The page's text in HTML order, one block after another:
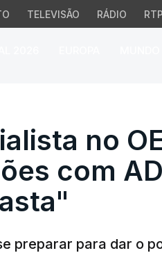
TELEVISÃO RÁDIO
no OE
no
com
preparar para dar o